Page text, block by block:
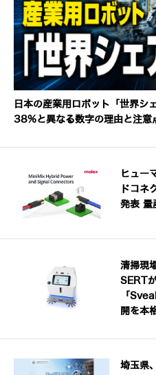
日本の産業用ロボット「世界
38%と異なる数字の理由と注意
ヒュー
ドコ
発表 量
清掃現
SERT
「
開を本
埼玉県